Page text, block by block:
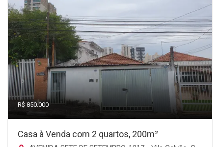
R$ 850.000
Casa à Venda com 2 quartos, 200m²